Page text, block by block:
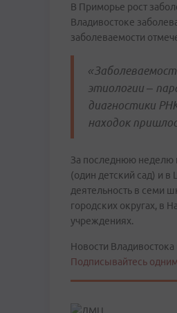
В Приморье рост
Владивостоке
заболеваемости
этиологии –
диагностики
находок
За последнюю неделю
(один детский сад) и в
деятельность в семи
городских округах, в
учреждениях.
Новости Владивостока
Подписывайтесь